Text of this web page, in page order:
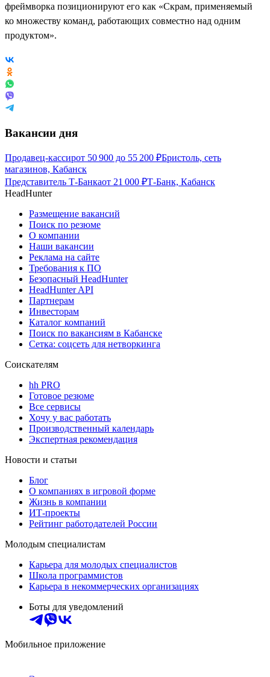
фреймворка позиционируют его как «Скрам, применяемый
ко множеству команд, работающих совместно над одним
продуктом».
Вакансии дня
Продавец-кассирот 50 900 до 55 200 ₽Бристоль, сеть
магазинов, Кабанск
Представитель Т-Банкаот 21 000 ₽Т-Банк, Кабанск
HeadHunter
Размещение вакансий
Поиск по резюме
О компании
Наши вакансии
Реклама на сайте
Требования к ПО
Безопасный HeadHunter
HeadHunter API
Партнерам
Инвесторам
Каталог компаний
Поиск по вакансиям в Кабанске
Сетка: соцсеть для нетворкинга
Соискателям
hh PRO
Готовое резюме
Все сервисы
Хочу у вас работать
Производственный календарь
Экспертная рекомендация
Новости и статьи
Блог
О компаниях в игровой форме
Жизнь в компании
ИТ-проекты
Рейтинг работодателей России
Молодым специалистам
Карьера для молодых специалистов
Школа программистов
Карьера в некоммерческих организациях
Боты для уведомлений
Мобильное приложение